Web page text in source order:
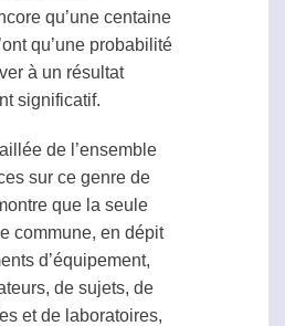
qu’une centaine
qu’une probabilité
à un résultat
significatif.
de l’ensemble
sur ce genre de
que la seule
commune, en dépit
d’équipement,
de sujets, de
et de laboratoires,